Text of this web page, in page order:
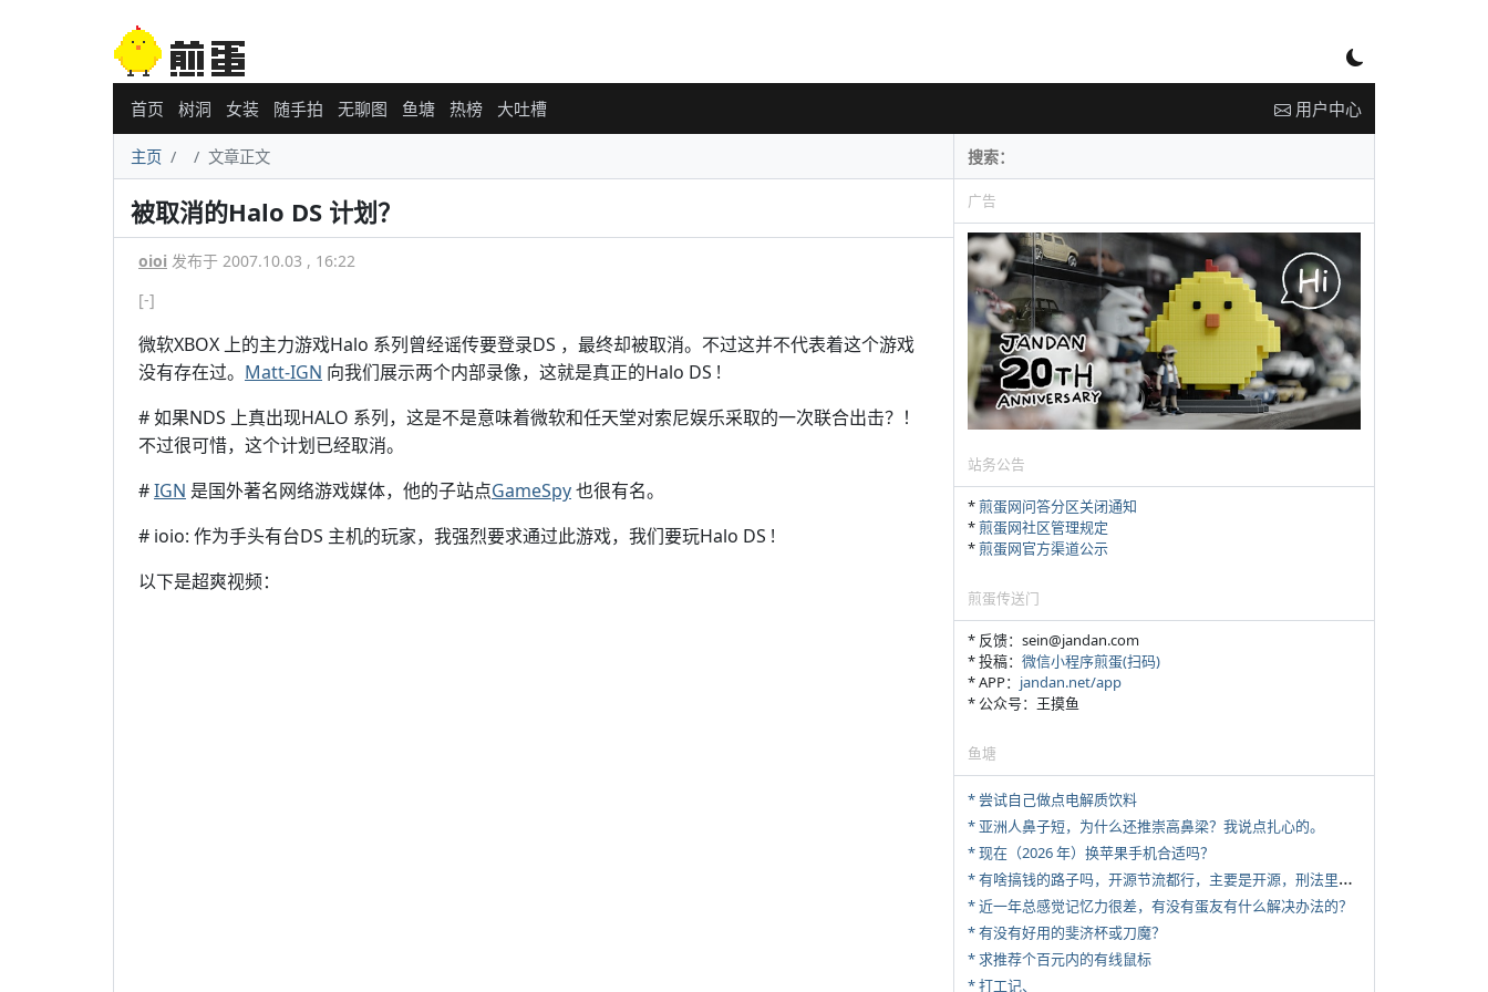
首页 树洞 女装 随手拍 无聊图 鱼塘 热榜 大吐槽 用户中心
主页 文章正文
被取消的Halo DS 计划？
oioi 发布于 2007.10.03 , 16:22
[-]
微软XBOX 上的主力游戏Halo 系列曾经谣传要登录DS ，最终却被取消。不过这并不代表着这个游戏
没有存在过。 Matt-IGN 向我们展示两个内部录像，这就是真正的Halo DS !
# 如果NDS 上真出现HALO 系列，这是不是意味着微软和任天堂对索尼娱乐采取的一次联合出击？！
不过很可惜，这个计划已经取消。
#IGN 是国外著名网络游戏媒体，他的子站点GameSpy也很有名。
# ioio: 作为手头有台DS 主机的玩家，我强烈要求通过此游戏，我们要玩Halo DS !
以下是超爽视频：
广告
站务公告
*煎蛋网问答分区关闭通知
*煎蛋网社区管理规定
*煎蛋网官方渠道公示
煎蛋传送门
* 反馈：sein@jandan.com
* 投稿： 微信小程序煎蛋(扫码)
* APP： jandan.net/app
* 公众号：王摸鱼
鱼塘
* 尝试自己做点电解质饮料
* 亚洲人鼻子短，为什么还推崇高鼻梁？我说点扎心的。
* 现在（2026 年）换苹果手机合适吗？
*
有啥搞钱的路子吗，开源节流都行，主要是开源，刑法里的咱不做
* 近一年总感觉记忆力很差，有没有蛋友有什么解决办法的？
* 有没有好用的斐济杯或刀魔？
* 求推荐个百元内的有线鼠标
* 打工记、